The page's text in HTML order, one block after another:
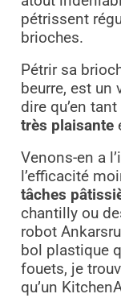
pétrissent
brioches.
Pétrir sa
beurre, est un
dire qu’en
très plaisante
Venons-en a
l’efficacité
tâches
chantilly ou
robot
bol plastique
fouets, je
qu’un